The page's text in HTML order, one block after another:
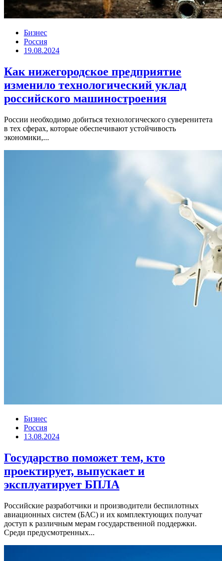
Бизнес
Россия
19.08.2024
Как нижегородское предприятие
изменило технологический уклад
российского машиностроения
России необходимо добиться технологического суверенитета
в тех сферах, которые обеспечивают устойчивость
экономики,...
Бизнес
Россия
13.08.2024
Государство поможет тем, кто
проектирует, выпускает и
эксплуатирует БПЛА
Российские разработчики и производители беспилотных
авиационных систем (БАС) и их комплектующих получат
доступ к различным мерам государственной поддержки.
Среди предусмотренных...